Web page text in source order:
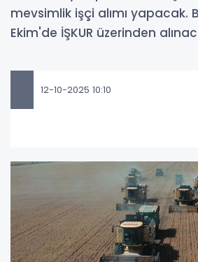
mevsimlik işçi alımı yapacak.
Ekim'de İŞKUR üzerinden
12-10-2025 10:10